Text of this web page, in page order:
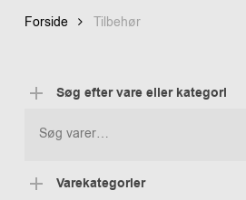
Forside Tilbehør
Søg efter vare eller kategori
efter:
Varekategorier